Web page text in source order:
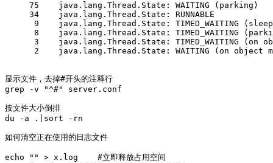
     75    java.lang.Thread.State: WAITING (parking)
     34    java.lang.Thread.State: RUNNABLE
9    java.lang.Thread.State: TIMED_WAITING
8    java.lang.Thread.State: TIMED_WAITING
3    java.lang.Thread.State: TIMED_WAITING (on
2    java.lang.Thread.State: WAITING (on object
显示文件，去掉#开头的注释行
grep -v "^#" server.conf
按文件大小倒排
du -a .|sort -rn
如何清空正在使用的日志文件
echo "" > x.log    #立即释放占用空间